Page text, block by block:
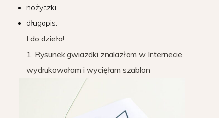
nożyczki
długopis.
I do dzieła!
1. Rysunek gwiazdki znalazłam w Internecie,
wydrukowałam i wycięłam szablon